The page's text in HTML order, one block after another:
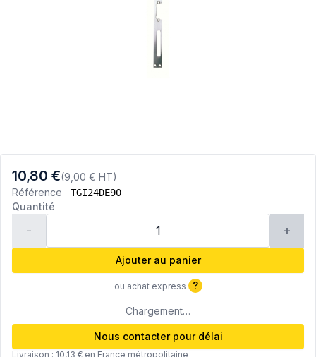
10,80 €(9,00 € HT)
Référence
TGI24DE90
Quantité
- +
Ajouter au panier
ou achat express ?
Chargement…
Nous contacter pour délai
Livraison : 10,13 € en France métropolitaine